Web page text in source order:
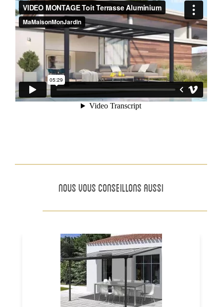
NOUS VOUS CONSEILLONS AUSSI